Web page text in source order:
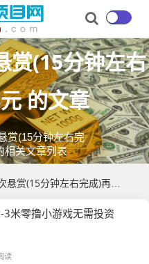
赏(15分钟左右
的文章
赏(15分钟左右完
相关文章列表
赏(15分钟左右完成)再给3元
米零撸小游戏无需投资
读